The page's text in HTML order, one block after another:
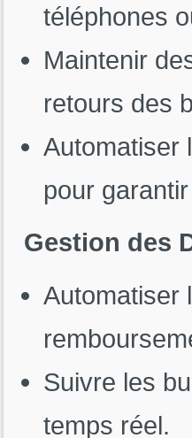
téléphones
Maintenir
retours des
Automatiser
pour
Gestion des
Automatiser
Suivre les
temps réel.